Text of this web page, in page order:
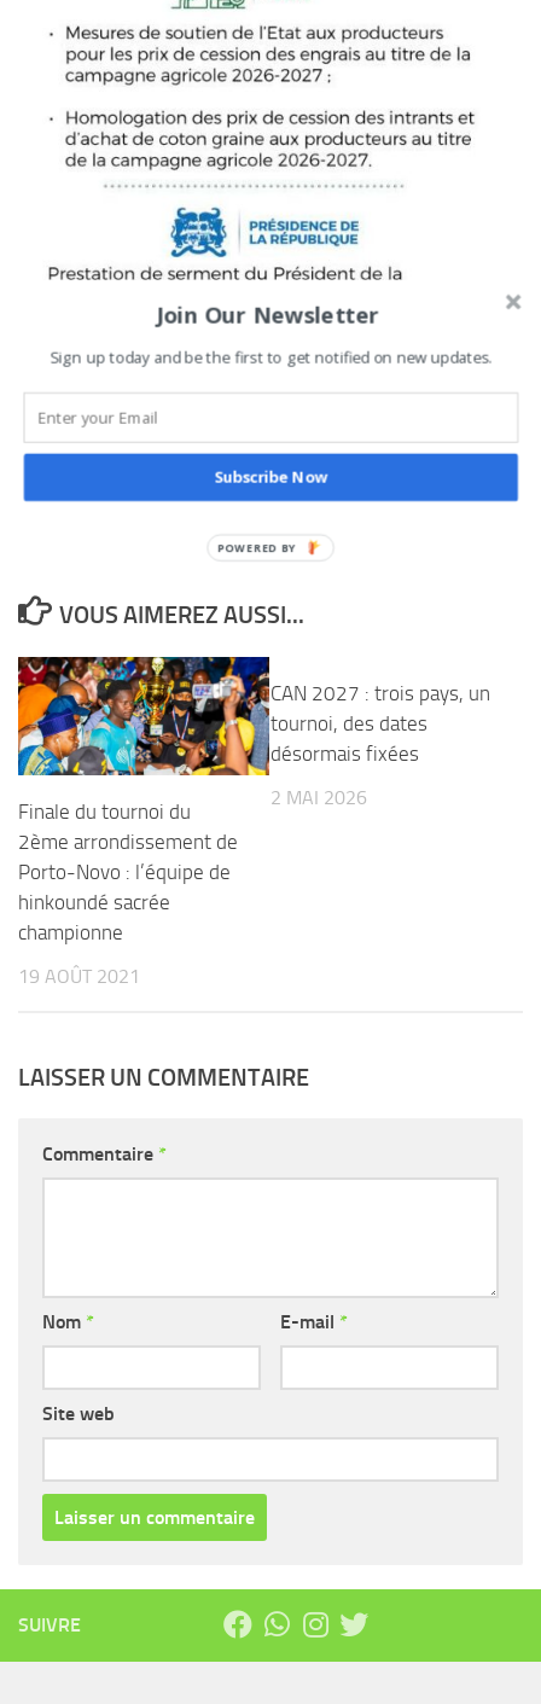
0
VOUS AIMEREZ AUSSI...
Finale du tournoi du
2ème arrondissement de
Porto-Novo : l’équipe de
hinkoundé sacrée
championne
19 AOÛT 2021
CAN 2027 : trois pays, un
tournoi, des dates
désormais fixées
2 MAI 2026
LAISSER UN COMMENTAIRE
Commentaire *
Nom * E-mail *
Site web
SUIVRE
Join Our Newsletter
Sign up today and be the first to get notified on new updates.
Subscribe Now